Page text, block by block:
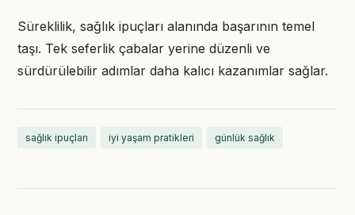
Süreklilik, sağlık ipuçları alanında başarının temel
taşı. Tek seferlik çabalar yerine düzenli ve
sürdürülebilir adımlar daha kalıcı kazanımlar sağlar.
sağlık ipuçları iyi yaşam pratikleri günlük sağlık